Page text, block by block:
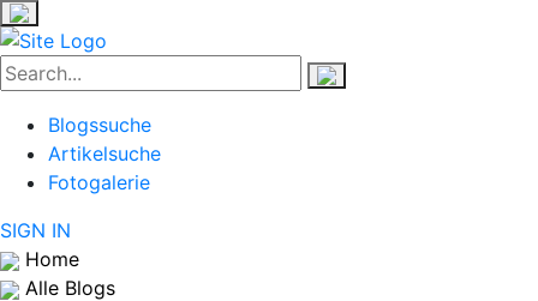
Blogssuche
Artikelsuche
Fotogalerie
SIGN IN
Home
Alle Blogs